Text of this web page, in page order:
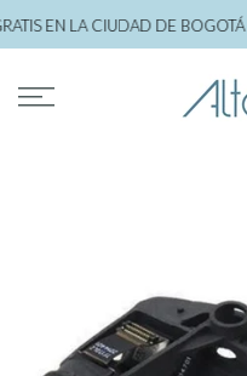
saltarEN LA CIUDAD DE BOGOTÁ